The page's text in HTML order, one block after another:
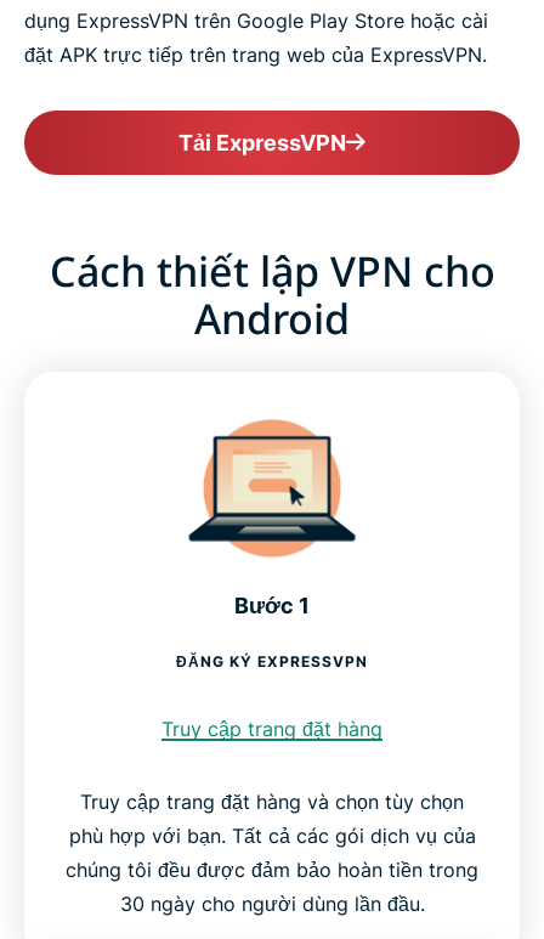
dụng ExpressVPN trên Google Play Store hoặc cài
đặt APK trực tiếp trên trang web của ExpressVPN.
Tải ExpressVPN
Cách thiết lập VPN cho
Android
Bước 1
ĐĂNG KÝ EXPRESSVPN
Truy cập trang đặt hàng
Truy cập trang đặt hàng và chọn tùy chọn
phù hợp với bạn. Tất cả các gói dịch vụ của
chúng tôi đều được đảm bảo hoàn tiền trong
30 ngày cho người dùng lần đầu.